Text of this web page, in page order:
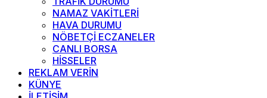
NAMAZ VAKİTLERİ
HAVA DURUMU
NÖBETÇİ ECZANELER
CANLI BORSA
HİSSELER
REKLAM VERİN
KÜNYE